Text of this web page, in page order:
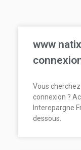
www
Vous
connexion ?
Interepargne
dessous.